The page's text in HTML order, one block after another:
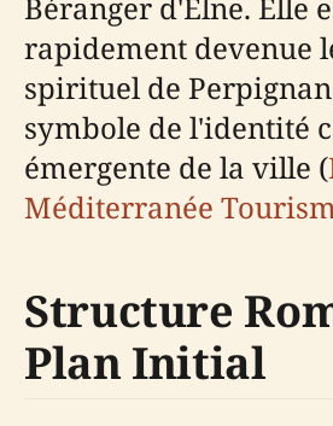
rapidement devenue
spirituel de
symbole de l'identité
émergente de la ville (
Méditerranée
Structure
Plan Initial